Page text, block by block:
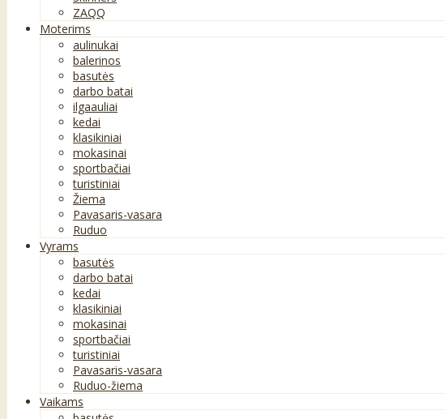
ZAQQ
Moterims
aulinukai
balerinos
basutės
darbo batai
ilgaauliai
kedai
klasikiniai
mokasinai
sportbačiai
turistiniai
Žiema
Pavasaris-vasara
Ruduo
Vyrams
basutės
darbo batai
kedai
klasikiniai
mokasinai
sportbačiai
turistiniai
Pavasaris-vasara
Ruduo-žiema
Vaikams